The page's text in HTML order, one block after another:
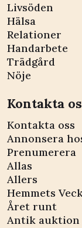
Livsöden
Hälsa
Relationer
Handarbete
Trädgård
Nöje
Kontakta
Kontakta oss
Annonsera
Prenumerera
Allas
Allers
Hemmets
Året runt
Antik auktion